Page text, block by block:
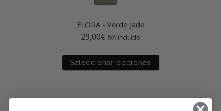
FLORA- Verde Jade
29,00€ IVA incluido
Seleccionar opciones